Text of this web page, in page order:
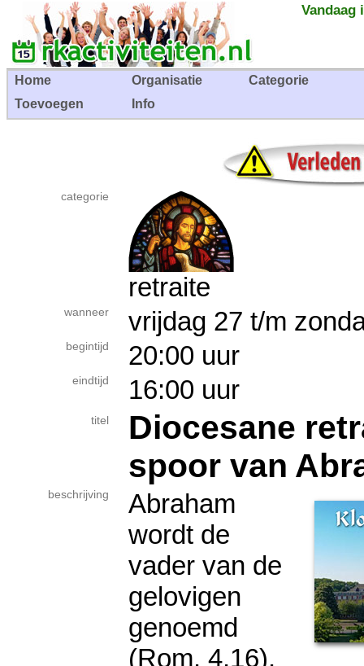
Vandaag
Home Organisatie
Categorie
Toevoegen
Info
categorie
retraite
wanneer vrijdag 27 t/m
begintijd 20:00 uur
eindtijd 16:00 uur
titel
Diocesane
spoor van
beschrijving
Abraham
wordt de
vader van de
gelovigen
genoemd
(Rom. 4,16).